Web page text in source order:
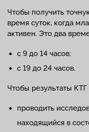
Чтобы получить
время суток, когда
активен. Это два
с 9 до 14 часов;
с 19 до 24 часов.
Чтобы результаты
проводить
находящийся в